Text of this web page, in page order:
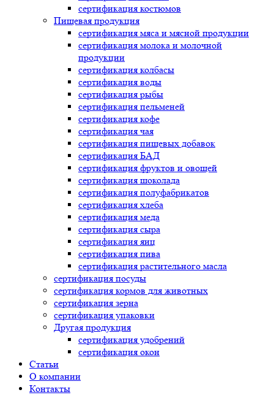
сертификация костюмов
Пищевая продукция
сертификация мяса и мясной продукции
сертификация молока и молочной
продукции
сертификация колбасы
сертификация воды
сертификация рыбы
сертификация пельменей
сертификация кофе
сертификация чая
сертификация пищевых добавок
сертификация БАД
сертификация фруктов и овощей
сертификация шоколада
сертификация полуфабрикатов
сертификация хлеба
сертификация меда
сертификация сыра
сертификация яиц
сертификация пива
сертификация растительного масла
сертификация посуды
сертификация кормов для животных
сертификация зерна
сертификация упаковки
Другая продукция
сертификация удобрений
сертификация окон
Статьи
О компании
Контакты